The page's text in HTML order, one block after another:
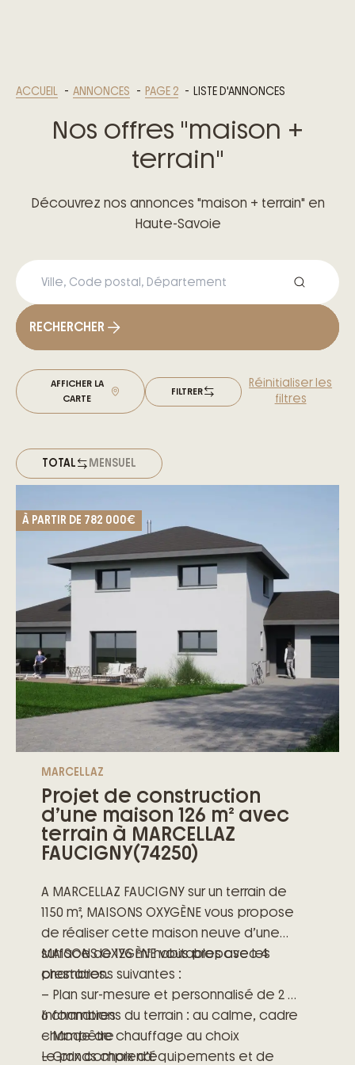
ACCUEIL ANNONCES PAGE 2 LISTE D'ANNONCES
Nos offres "maison +
terrain"
Découvrez nos annonces "maison + terrain" en
Haute-Savoie
RECHERCHER
AFFICHER LA
CARTE
FILTRER
Réinitialiser les
filtres
TOTAL MENSUEL
À PARTIR DE 782 000€
MARCELLAZ
Projet de construction
d’une maison 126 m² avec
terrain à MARCELLAZ
FAUCIGNY(74250)
A MARCELLAZ FAUCIGNY sur un terrain de
1150 m², MAISONS OXYGÈNE vous propose
de réaliser cette maison neuve d’une
surface de 126 m² habitables avec 4
chambres.
MAISONS OXYGÈNE vous propose les
prestations suivantes :
– Plan sur-mesure et personnalisé de 2 à
6 chambres
– Mode de chauffage au choix
– Grands choix d’équipements et de
Informations du terrain : au calme, cadre
champêtre
Le prix comprend: